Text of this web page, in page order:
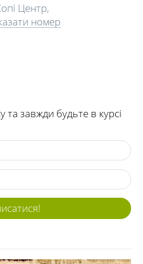
Центр,
номер
та завжди будьте в курсі